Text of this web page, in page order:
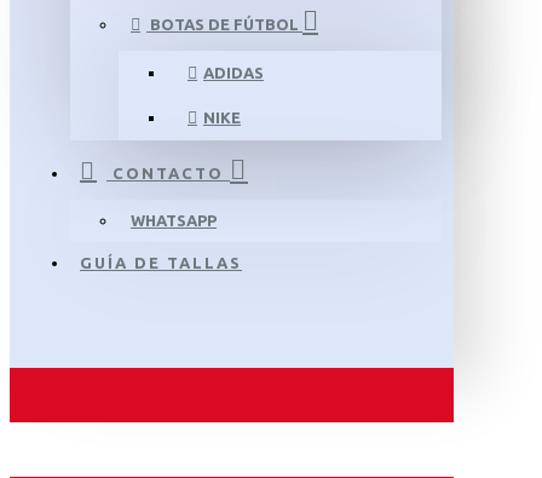
BOTAS DE FÚTBOL
ADIDAS
NIKE
CONTACTO
WHATSAPP
GUÍA DE TALLAS